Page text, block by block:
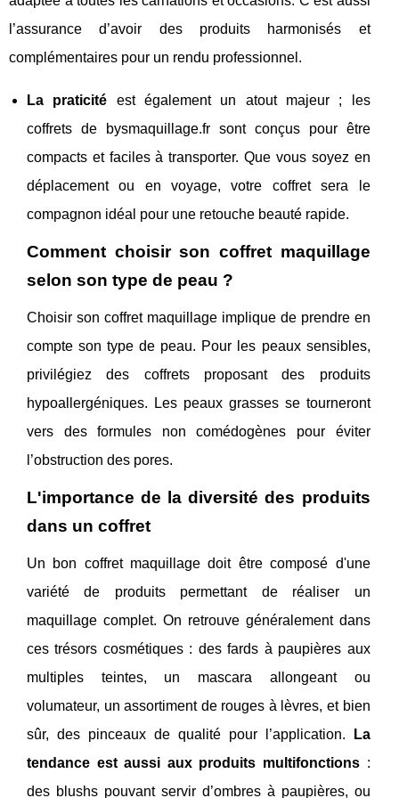
l’assurance d’avoir des produits harmonisés et
complémentaires pour un rendu professionnel.
La praticité est également un atout majeur ; les
coffrets de bysmaquillage.fr sont conçus pour être
compacts et faciles à transporter. Que vous soyez en
déplacement ou en voyage, votre coffret sera le
compagnon idéal pour une retouche beauté rapide.
Comment choisir son coffret maquillage
selon son type de peau ?
Choisir son coffret maquillage implique de prendre en
compte son type de peau. Pour les peaux sensibles,
privilégiez des coffrets proposant des produits
hypoallergéniques. Les peaux grasses se tourneront
vers des formules non comédogènes pour éviter
l’obstruction des pores.
L'importance de la diversité des produits
dans un coffret
Un bon coffret maquillage doit être composé d'une
variété de produits permettant de réaliser un
maquillage complet. On retrouve généralement dans
ces trésors cosmétiques : des fards à paupières aux
multiples teintes, un mascara allongeant ou
volumateur, un assortiment de rouges à lèvres, et bien
sûr, des pinceaux de qualité pour l’application.
La
tendance est aussi aux produits multifonctions :
des blushs pouvant servir d’ombres à paupières, ou